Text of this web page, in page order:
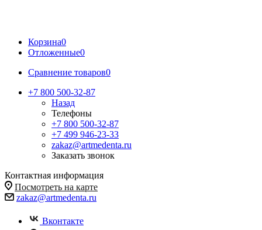
Корзина0
Отложенные0
Сравнение товаров0
+7 800 500-32-87
Назад
Телефоны
+7 800 500-32-87
+7 499 946-23-33
zakaz@artmedenta.ru
Заказать звонок
Контактная информация
Посмотреть на карте
zakaz@artmedenta.ru
Вконтакте